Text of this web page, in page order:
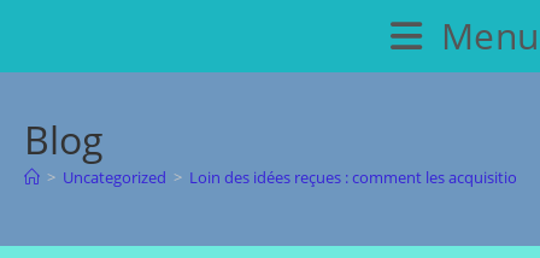
content
Menu
Blog
> Uncategorized > Loin des idées reçues : comment les